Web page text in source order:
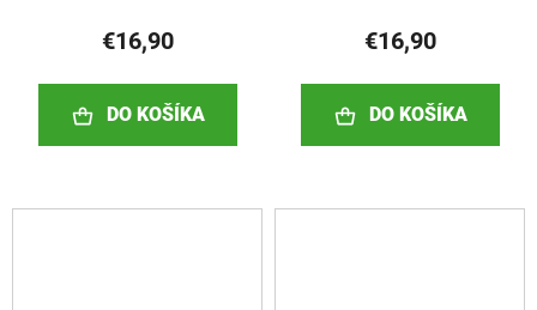
€16,90
DO KOŠÍKA
€16,90
DO KOŠÍKA